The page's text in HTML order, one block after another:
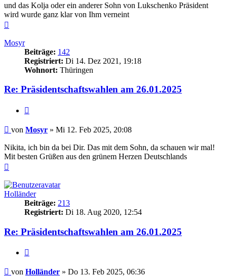
und das Kolja oder ein anderer Sohn von Lukschenko Präsident
wird wurde ganz klar von Ihm verneint
Mosyr
Beiträge: 142
Registriert: Di 14. Dez 2021, 19:18
Wohnort: Thüringen
Re: Präsidentschaftswahlen am 26.01.2025
Beitrag
von Mosyr » Mi 12. Feb 2025, 20:08
Nikita, ich bin da bei Dir. Das mit dem Sohn, da schauen wir mal!
Mit besten Grüßen aus den grünem Herzen Deutschlands
Holländer
Beiträge: 213
Registriert: Di 18. Aug 2020, 12:54
Re: Präsidentschaftswahlen am 26.01.2025
Beitrag
von Holländer » Do 13. Feb 2025, 06:36